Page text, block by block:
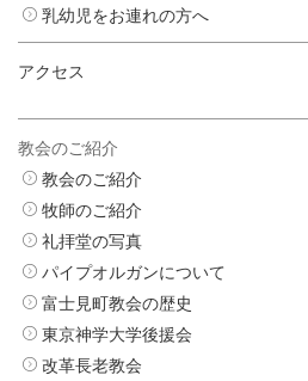
乳幼児をお連れの方へ
アクセス
教会のご紹介
教会のご紹介
牧師のご紹介
礼拝堂の写真
パイプオルガンについて
富士見町教会の歴史
東京神学大学後援会
改革長老教会